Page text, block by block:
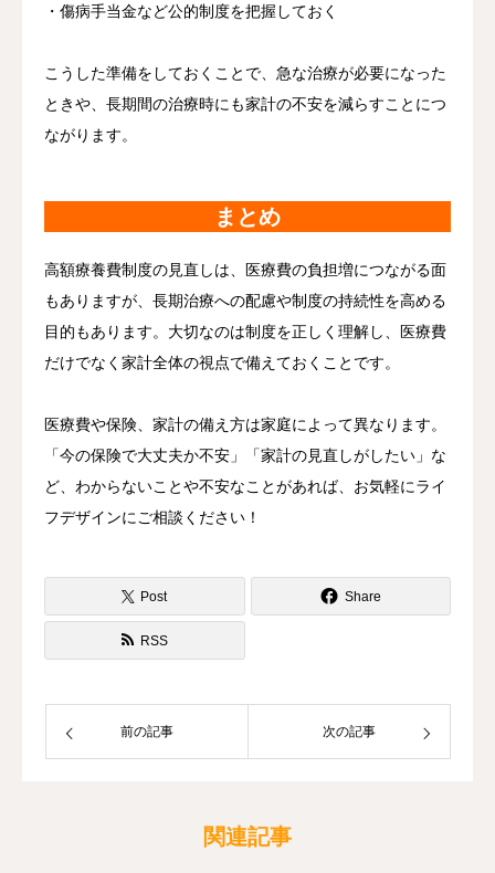
・傷病手当金など公的制度を把握しておく
こうした準備をしておくことで、急な治療が必要になった
ときや、長期間の治療時にも家計の不安を減らすことにつ
ながります。
まとめ
高額療養費制度の見直しは、医療費の負担増につながる面
もありますが、長期治療への配慮や制度の持続性を高める
目的もあります。大切なのは制度を正しく理解し、医療費
だけでなく家計全体の視点で備えておくことです。
医療費や保険、家計の備え方は家庭によって異なります。
「今の保険で大丈夫か不安」「家計の見直しがしたい」な
ど、わからないことや不安なことがあれば、お気軽にライ
フデザインにご相談ください！
Post Share
RSS
前の記事 次の記事
関連記事